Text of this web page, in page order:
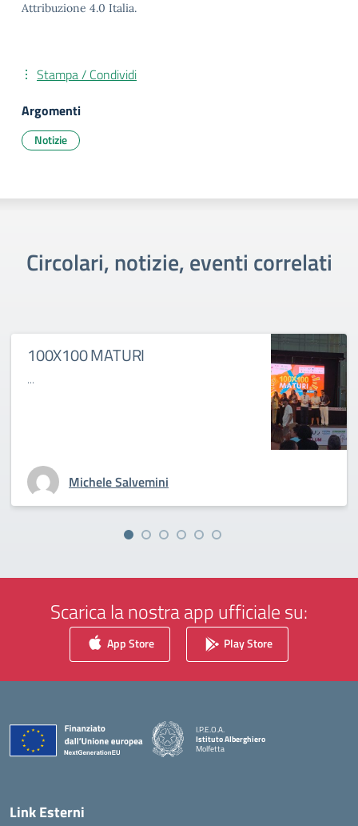
Attribuzione 4.0 Italia.
Stampa / Condividi
Argomenti
Notizie
Circolari, notizie, eventi correlati
100X100 MATURI
...
Michele Salvemini
Scarica la nostra app ufficiale su:
App Store Play Store
I.P.E.O.A.
Istituto Alberghiero
Molfetta
Link Esterni